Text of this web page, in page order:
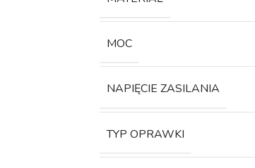
MOC
NAPIĘCIE ZASILANIA
TYP OPRAWKI